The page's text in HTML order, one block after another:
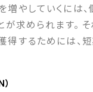
選手が金メダルを
増やしていくには
が求められます。
得するためには、
長はないというこ